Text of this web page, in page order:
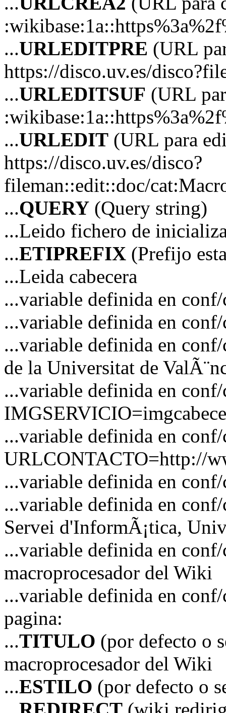
...URLEDITPRE (URL
https://disco.uv.es/
...URLEDITSUF (URL
...URLEDIT (URL para
https://disco.uv.es/disco?
fileman::edit::doc/
...QUERY (Query string)
...Leido fichero de
...ETIPREFIX (Prefijo
...Leida cabecera
...variable definida en
...variable definida en
...variable definida en
de la Universitat de
...variable definida en
...variable definida en
URLCONTACTO=http://
...variable definida en
...variable definida en
Servei d'InformÃ¡tica,
...variable definida en
macroprocesador del Wiki
...variable definida en
pagina:
...TITULO (por defecto o
macroprocesador del Wiki
...ESTILO (por defecto o